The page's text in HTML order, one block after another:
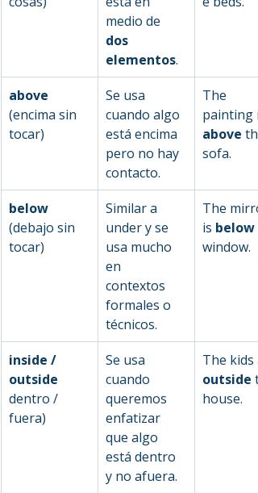
medio de
dos
elementos.
above
(encima sin
tocar)
Se usa
cuando algo
está encima
pero no hay
contacto.
The
painting
above
sofa.
below
(debajo sin
tocar)
Similar a
under y se
usa mucho
en
contextos
formales o
técnicos.
The
is below
window.
inside /
outside
dentro /
fuera)
Se usa
cuando
queremos
enfatizar
que algo
está dentro
y no afuera.
The kids
outside
house.